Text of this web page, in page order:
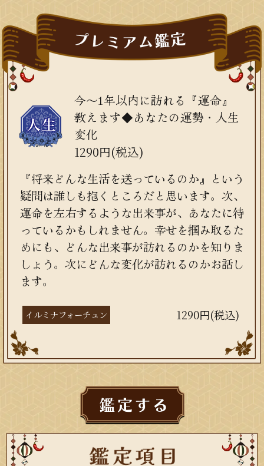
今～1年以内に訪れる『運命』
教えます◆あなたの運勢・人生
変化
1290円(税込)
『将来どんな生活を送っているのか』という
疑問は誰しも抱くところだと思います。次、
運命を左右するような出来事が、あなたに待
っているかもしれません。幸せを掴み取るた
めにも、どんな出来事が訪れるのかを知りま
しょう。次にどんな変化が訪れるのかお話し
ます。
イルミナフォーチュン 1290円(税込)